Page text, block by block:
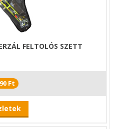
FELTOLÓS SZETT
Ft